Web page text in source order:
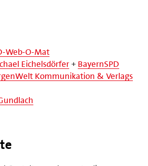
Web-O-Mat
Eichelsdörfer+ BayernSPD
Kommunikation & Verlags